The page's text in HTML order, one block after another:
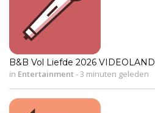
B&B Vol Liefde 2026 VIDEOLAND
in Entertainment- 3 minuten geleden